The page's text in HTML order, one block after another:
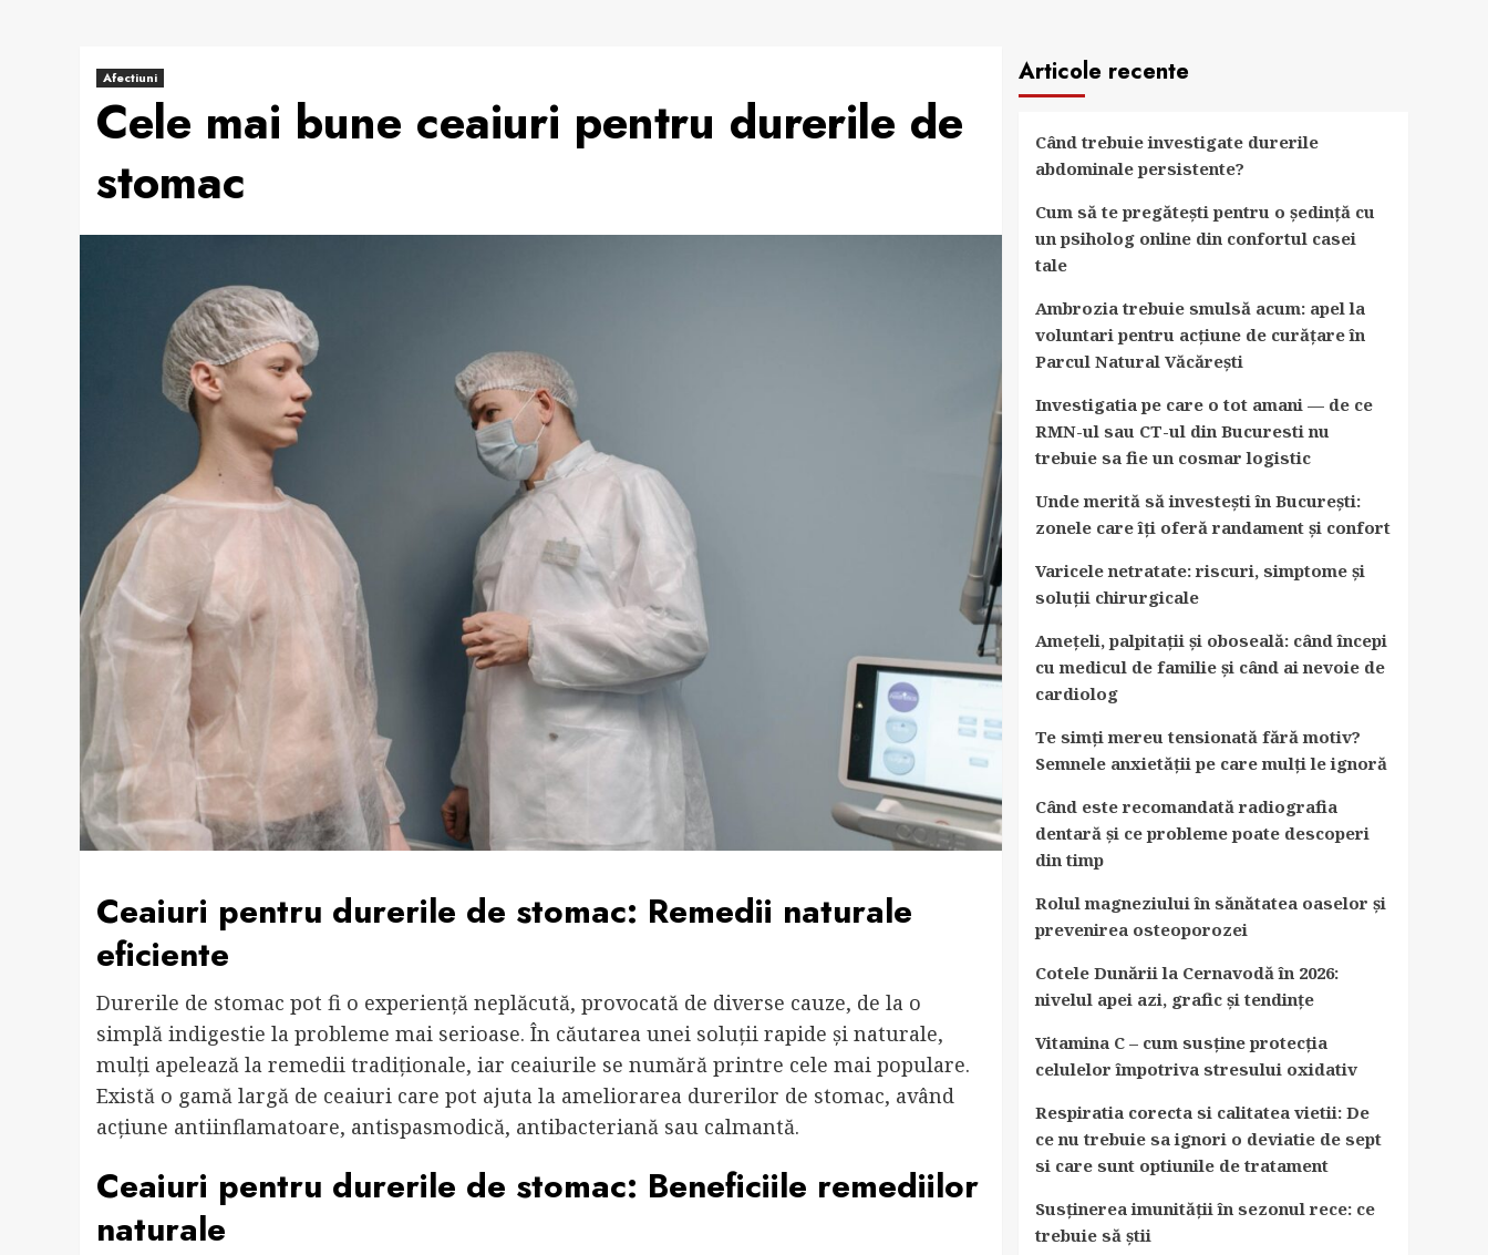
Afectiuni
Cele mai bune ceaiuri pentru durerile de
stomac
Ceaiuri pentru durerile de stomac: Remedii naturale
eficiente
Durerile de stomac pot fi o experiență neplăcută, provocată de diverse cauze, de la o
simplă indigestie la probleme mai serioase. În căutarea unei soluții rapide și naturale,
mulți apelează la remedii tradiționale, iar ceaiurile se numără printre cele mai populare.
Există o gamă largă de ceaiuri care pot ajuta la ameliorarea durerilor de stomac, având
acțiune antiinflamatoare, antispasmodică, antibacteriană sau calmantă.
Ceaiuri pentru durerile de stomac: Beneficiile remediilor
naturale
Articole recente
Când trebuie investigate durerile
abdominale persistente?
Cum să te pregătești pentru o ședință cu
un psiholog online din confortul casei
tale
Ambrozia trebuie smulsă acum: apel la
voluntari pentru acțiune de curățare în
Parcul Natural Văcărești
Investigatia pe care o tot amani — de ce
RMN-ul sau CT-ul din Bucuresti nu
trebuie sa fie un cosmar logistic
Unde merită să investești în București:
zonele care îți oferă randament și confort
Varicele netratate: riscuri, simptome și
soluții chirurgicale
Amețeli, palpitații și oboseală: când începi
cu medicul de familie și când ai nevoie de
cardiolog
Te simți mereu tensionată fără motiv?
Semnele anxietății pe care mulți le ignoră
Când este recomandată radiografia
dentară și ce probleme poate descoperi
din timp
Rolul magneziului în sănătatea oaselor și
prevenirea osteoporozei
Cotele Dunării la Cernavodă în 2026:
nivelul apei azi, grafic și tendințe
Vitamina C – cum susține protecția
celulelor împotriva stresului oxidativ
Respiratia corecta si calitatea vietii: De
ce nu trebuie sa ignori o deviatie de sept
si care sunt optiunile de tratament
Susținerea imunității în sezonul rece: ce
trebuie să știi